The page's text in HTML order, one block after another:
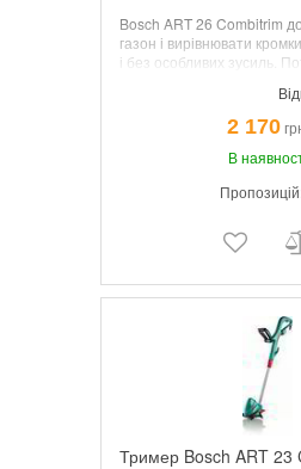
Bosch ART 26 Combitrim
газон і вирівнювати
і без особливих зусиль.
1.6ммх8м, регулювання
поворот головки; доп.
2 170
В
Тример Bosch ART 23